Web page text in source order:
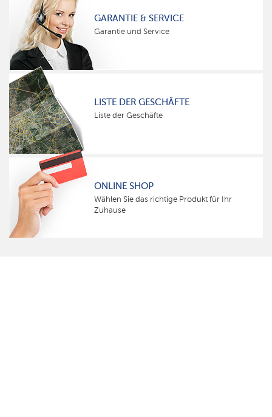
GARANTIE & SERVICE
Garantie und Service
LISTE DER GESCHÄFTE
Liste der Geschäfte
ONLINE SHOP
Wählen Sie das richtige Produkt für Ihr
Zuhause